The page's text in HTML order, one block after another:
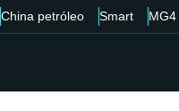
China petróleo Smart MG4